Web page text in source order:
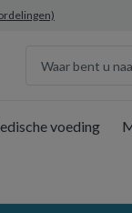
voeding